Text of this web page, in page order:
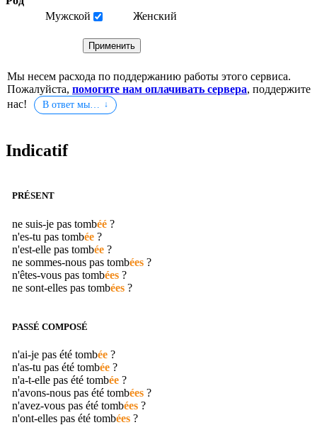
Мужской
Женский
Мы несем расхода по поддержанию работы этого сервиса.
Пожалуйста, помогите нам оплачивать сервера, поддержите
нас!
В ответ мы…
Indicatif
PRÉSENT
ne suis-je pas tombéé ?
n'es-tu pas tombée ?
n'est-elle pas tombée ?
ne sommes-nous pas tombées ?
n'êtes-vous pas tombées ?
ne sont-elles pas tombées ?
PASSÉ COMPOSÉ
n'ai-je pas été tombée ?
n'as-tu pas été tombée ?
n'a-t-elle pas été tombée ?
n'avons-nous pas été tombées ?
n'avez-vous pas été tombées ?
n'ont-elles pas été tombées ?